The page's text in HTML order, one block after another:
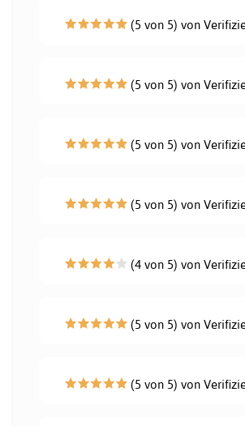
(5 von 5) von
(5 von 5) von
(5 von 5) von
(5 von 5) von
(4 von 5) von
(5 von 5) von
(5 von 5) von